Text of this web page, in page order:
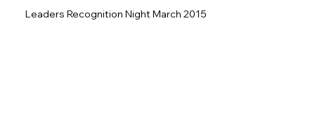
Leaders Recognition Night March 2015